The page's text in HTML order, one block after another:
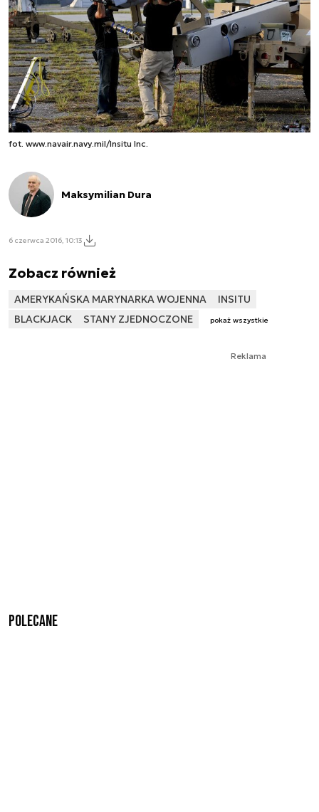
fot. www.navair.navy.mil/Insitu Inc.
Maksymilian Dura
6 czerwca 2016, 10:13
Zobacz również
AMERYKAŃSKA MARYNARKA WOJENNA
INSITU
BLACKJACK
STANY ZJEDNOCZONE pokaż wszystkie
Reklama
Polecane